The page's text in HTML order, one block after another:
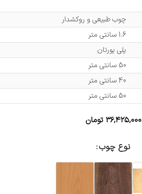
چوب طبیعی و روکشدار
1.6 سانتی متر
پلی یورتان
50 سانتی متر
40 سانتی متر
50 سانتی متر
۳۶,۴۲۵,۰۰۰ تومان
نوع چوب